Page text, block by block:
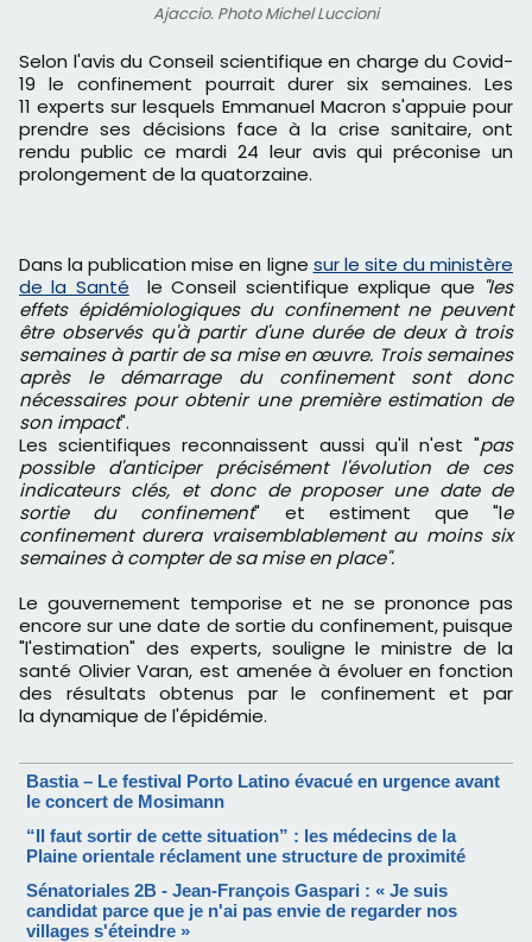
Ajaccio. Photo Michel Luccioni
Selon l'avis du Conseil scientifique en charge du Covid-
19 le confinement pourrait durer six semaines. Les
11 experts sur lesquels Emmanuel Macron s'appuie pour
prendre ses décisions face à la crise sanitaire, ont
rendu public ce mardi 24 leur avis qui préconise un
prolongement de la quatorzaine.
Dans la publication mise en ligne sur le site du ministère
de la Santé le Conseil scientifique explique que "les
effets épidémiologiques du confinement ne peuvent
être observés qu'à partir d'une durée de deux à trois
semaines à partir de sa mise en œuvre. Trois semaines
après le démarrage du confinement sont donc
nécessaires pour obtenir une première estimation de
son impact".
Les scientifiques reconnaissent aussi qu'il n'est "pas
possible d'anticiper précisément l'évolution de ces
indicateurs clés, et donc de proposer une date de
sortie du confinement" et estiment que "le
confinement durera vraisemblablement au moins six
semaines à compter de sa mise en place".
Le gouvernement temporise et ne se prononce pas
encore sur une date de sortie du confinement, puisque
"l'estimation" des experts, souligne le ministre de la
santé Olivier Varan, est amenée à évoluer en fonction
des résultats obtenus par le confinement et par
la dynamique de l'épidémie.
Bastia – Le festival Porto Latino évacué en urgence avant
le concert de Mosimann
“Il faut sortir de cette situation” : les médecins de la
Plaine orientale réclament une structure de proximité
Sénatoriales 2B - Jean-François Gaspari : « Je suis
candidat parce que je n'ai pas envie de regarder nos
villages s'éteindre »